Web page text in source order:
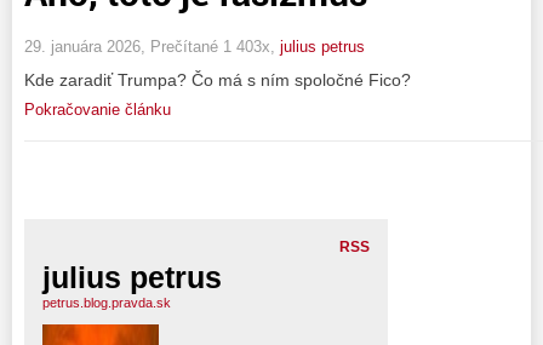
29. januára 2026, Prečítané 1 403x, julius petrus
Kde zaradiť Trumpa? Čo má s ním spoločné Fico?
Pokračovanie článku
RSS
julius petrus
petrus.blog.pravda.sk